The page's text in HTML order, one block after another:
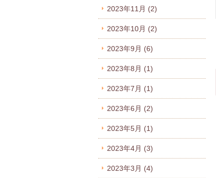
2023年11月 (2)
2023年10月 (2)
2023年9月 (6)
2023年8月 (1)
2023年7月 (1)
2023年6月 (2)
2023年5月 (1)
2023年4月 (3)
2023年3月 (4)